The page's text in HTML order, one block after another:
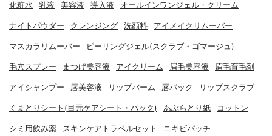
化粧水 乳液 美容液 導入液 オールインワンジェル・クリーム
ナイトパウダー クレンジング 洗顔料 アイメイクリムーバー
マスカラリムーバー ピーリングジェル(スクラブ・ゴマージュ)
毛穴スプレー まつげ美容液 アイクリーム 眉毛美容液 眉毛育毛剤
アイシャンプー 唇美容液 リップバーム 唇パック リップスクラブ
くまとりシート(目元ケアシート・パック) あぶらとり紙 コットン
シミ用飲み薬 スキンケアトラベルセット ニキビパッチ